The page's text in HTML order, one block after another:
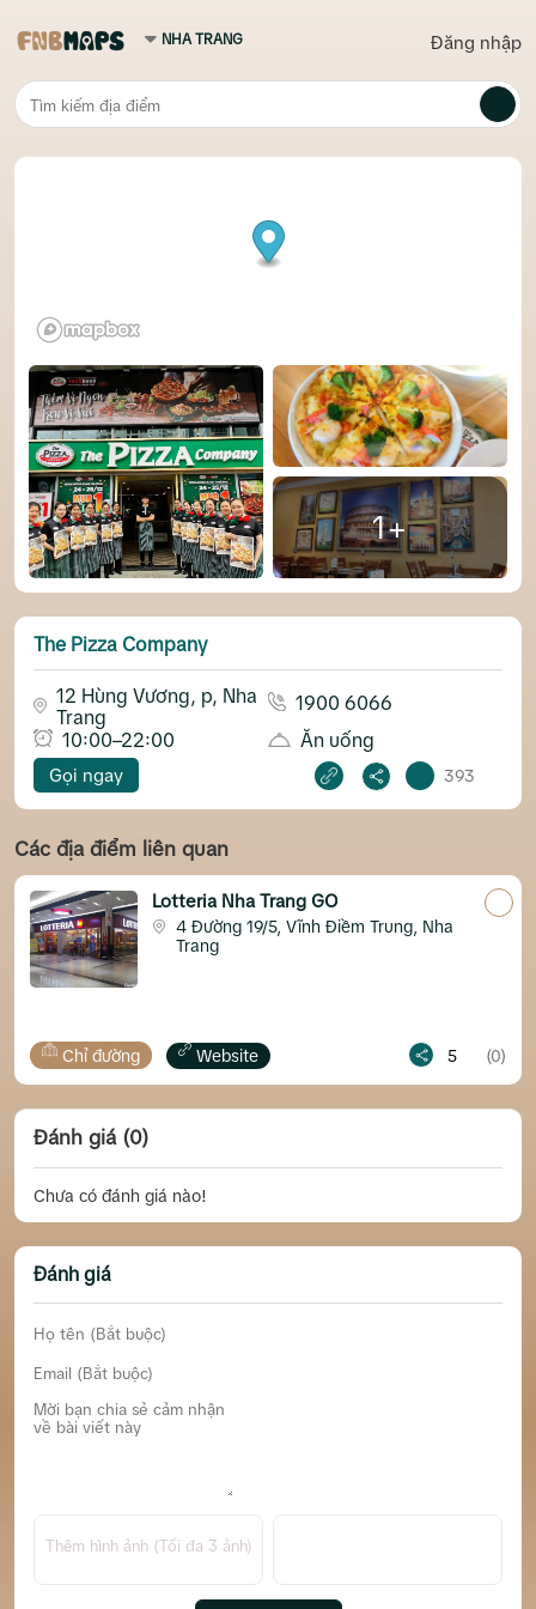
Đăng nhập
1+
The Pizza Company
12 Hùng Vương, p, Nha
Trang
1900 6066
10:00–22:00
Ăn uống
Gọi ngay 393
Các địa điểm liên quan
Lotteria Nha Trang GO
4 Đường 19/5, Vĩnh Điềm Trung, Nha
Trang
đường Website (0) Chỉ
Đánh giá (0)
Chưa có đánh giá nào!
Đánh giá
Thêm hình ảnh (Tối đa 3 ảnh)